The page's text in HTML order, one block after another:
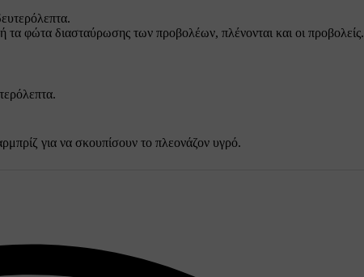
φώτα διασταύρωσης των προβολέων, πλένονται και οι προβολείς.
για να σκουπίσουν το πλεονάζον υγρό.